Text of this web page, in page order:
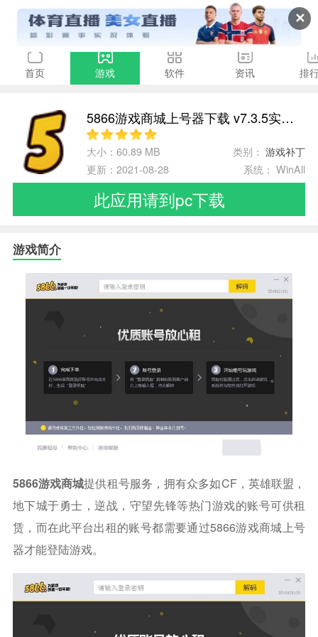
✕
首页 游戏 软件 资讯 排
5866游戏商城上号器下载 v7.3.5实用版
大小：60.89 MB 类别：游戏补丁
更新：2021-08-28
系统： WinAll
此应用请到pc下载
游戏简介
5866游戏商城提供租号服务，拥有众多如CF，英雄联盟，
地下城于勇士，逆战，守望先锋等热门游戏的账号可供租
赁，而在此平台出租的账号都需要通过5866游戏商城上号
器才能登陆游戏。